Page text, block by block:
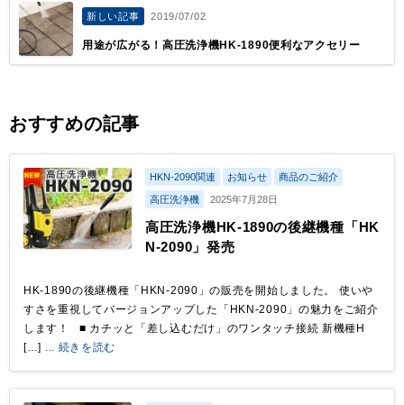
新しい記事 2019/07/02
用途が広がる！高圧洗浄機HK-1890便利なアクセリー
おすすめの記事
HKN-2090関連 お知らせ 商品のご紹介
高圧洗浄機 2025年7月28日
高圧洗浄機HK-1890の後継機種「HK
N-2090」発売
HK-1890の後継機種「HKN-2090」の販売を開始しました。 使いや
すさを重視してバージョンアップした「HKN-2090」の魅力をご紹介
します！ ■ カチッと「差し込むだけ」のワンタッチ接続 新機種H
[…] ... 続きを読む